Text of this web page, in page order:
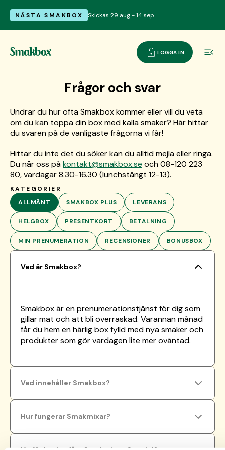
NÄSTA SMAKBOX Skickas 29 aug - 14 sep
LOGGA IN
Frågor och svar
Undrar du hur ofta Smakbox kommer eller vill du veta
om du kan toppa din box med kalla smaker? Här hittar
du svaren på de vanligaste frågorna vi får!
Hittar du inte det du söker kan du alltid mejla eller ringa.
Du når oss påkontakt@smakbox.se och 08-120 223
80, vardagar 8.30-16.30 (lunchstängt 12-13).
KATEGORIER
ALLMÄNT
SMAKBOX PLUS LEVERANS
HELGBOX PRESENTKORT BETALNING
MIN PRENUMERATION RECENSIONER BONUSBOX
Vad är Smakbox?
Smakbox är en prenumerationstjänst för dig som
gillar mat och att bli överraskad. Varannan månad
får du hem en härlig box fylld med nya smaker och
produkter som gör vardagen lite mer oväntad.
Vad innehåller Smakbox?
överraskning!
Hur fungerar Smakmixar?